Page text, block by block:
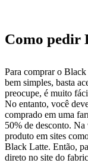
Como pedir
Para comprar o
bem simples, basta
preocupe, é muito
No entanto, você
comprado em uma
50% de desconto. Na
produto em sites
Black Latte. Então,
direto no site do